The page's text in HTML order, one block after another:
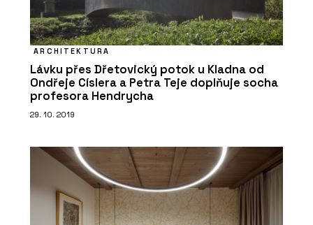
ARCHITEKTURA
Lávku přes Dřetovický potok u Kladna od
Ondřeje Císlera a Petra Teje doplňuje socha
profesora Hendrycha
29. 10. 2019